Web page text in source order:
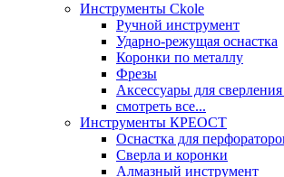
Инструменты Ckole
Ручной инструмент
Ударно‑режущая оснастка
Коронки по металлу
Фрезы
Аксессуары для
смотреть все...
Инструменты КРЕОСТ
Оснастка для
Сверла и коронки
Алмазный инструмент